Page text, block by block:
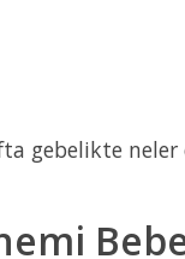
gebelikte